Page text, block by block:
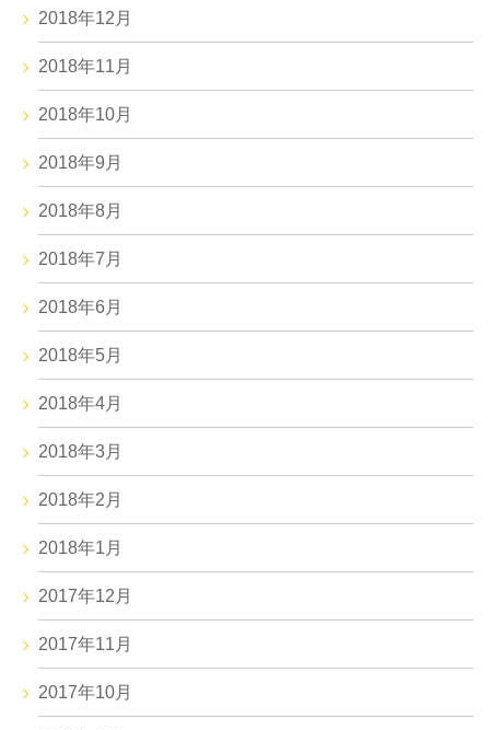
2018年12月
2018年11月
2018年10月
2018年9月
2018年8月
2018年7月
2018年6月
2018年5月
2018年4月
2018年3月
2018年2月
2018年1月
2017年12月
2017年11月
2017年10月